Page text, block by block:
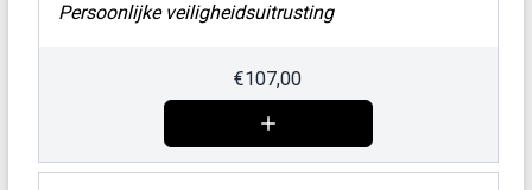
Persoonlijke veiligheidsuitrusting
€107,00